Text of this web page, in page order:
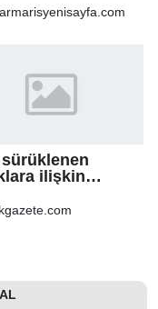
ilişkin
teklifi'nin ilk 2